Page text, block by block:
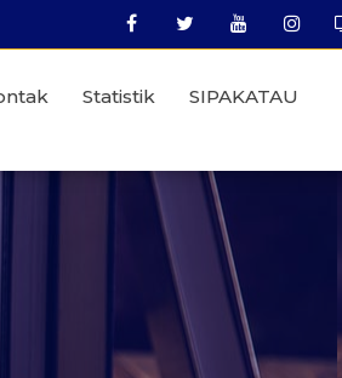
Statistik SIPAKATAU